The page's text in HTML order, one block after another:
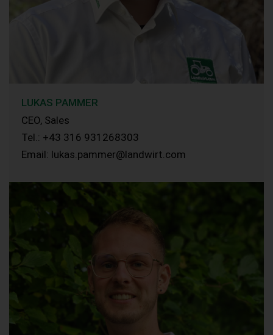
LUKAS PAMMER
CEO, Sales
Tel.: +43 316 931268303
Email: lukas.pammer@landwirt.com